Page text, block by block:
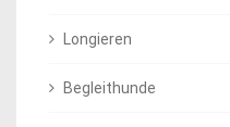
Longieren
Begleithunde